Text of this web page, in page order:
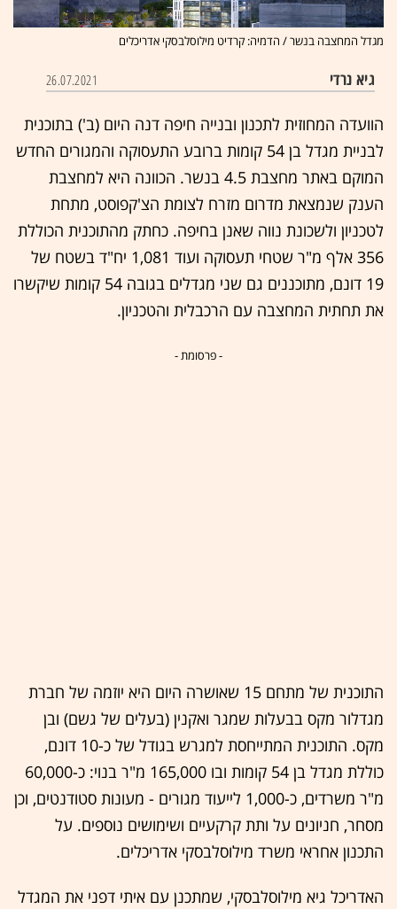
מגדל המחצבה בנשר / הדמיה: קרדיט מילוסלבסקי אדריכלים
גיא נרדי 26.07.2021
הוועדה המחוזית לתכנון ובנייה חיפה דנה היום (ב') בתוכנית
לבניית מגדל בן 54 קומות ברובע התעסוקה והמגורים החדש
המוקם באתר מחצבת 4.5 בנשר. הכוונה היא למחצבת
הענק שנמצאת מדרום מזרח לצומת הצ'קפוסט, מתחת
לטכניון ולשכונת נווה שאנן בחיפה. כחתק מהתוכנית הכוללת
356 אלף מ"ר שטחי תעסוקה ועוד 1,081 יח"ד בשטח של
19 דונם, מתוכננים גם שני מגדלים בגובה 54 קומות שיקשרו
את תחתית המחצבה עם הרכבלית והטכניון.
- פרסומת -
התוכנית של מתחם 15 שאושרה היום היא יוזמה של חברת
מגדלור מקס בבעלות שמגר ואקנין (בעלים של גשם) ובן
מקס. התוכנית המתייחסת למגרש בגודל של כ-10 דונם,
כוללת מגדל בן 54 קומות ובו 165,000 מ"ר בנוי: כ-60,000
מ"ר משרדים, כ-1,000 לייעוד מגורים - מעונות סטודנטים, וכן
מסחר, חניונים על ותת קרקעיים ושימושים נוספים. על
התכנון אחראי משרד מילוסלבסקי אדריכלים.
האדריכל גיא מילוסלבסקי, שמתכנן עם איתי דפני את המגדל